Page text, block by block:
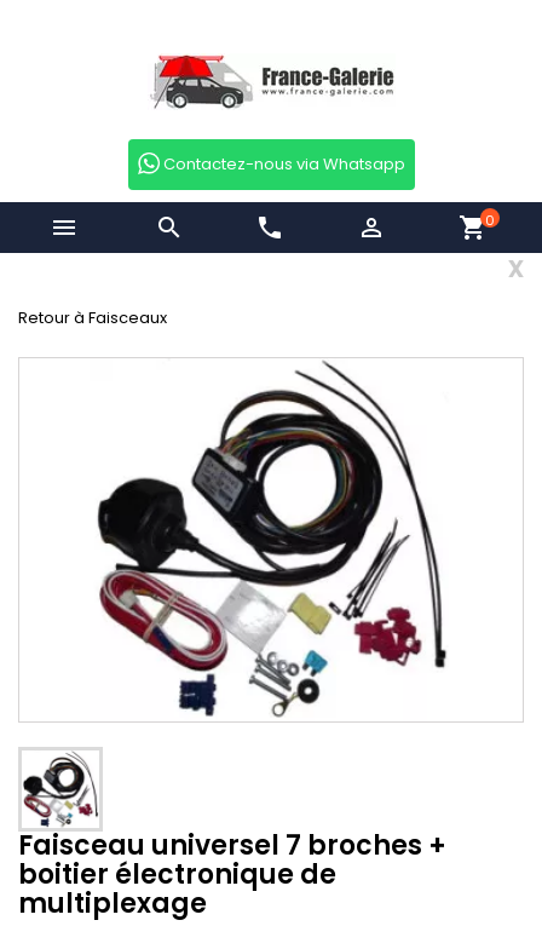
Contactez-nous via Whatsapp
  phone  shopping_cart0
x
Retour à Faisceaux
Faisceau universel 7 broches +
boitier électronique de
multiplexage